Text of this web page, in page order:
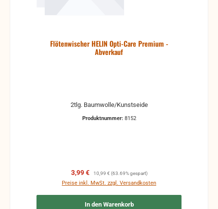
Flötenwischer HELIN Opti-Care Premium -
Abverkauf
2tlg. Baumwolle/Kunstseide
Produktnummer: 8152
Verkaufspreis:
3,99 € Regulärer Preis:
10,99 € (63.69% gespart)
Preise inkl. MwSt. zzgl. Versandkosten
In den Warenkorb